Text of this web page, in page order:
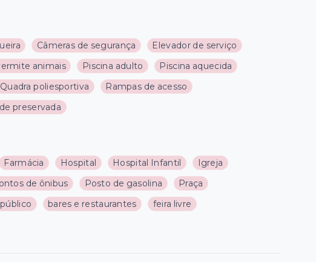
Câmeras de segurança
Elevador de serviço
animais Piscina adulto
Piscina aquecida
Quadra poliesportiva
Rampas de acesso
preservada
Farmácia Hospital Hospital Infantil
Igreja
de ônibus Posto de gasolina
Praça
bares e restaurantes
feira livre